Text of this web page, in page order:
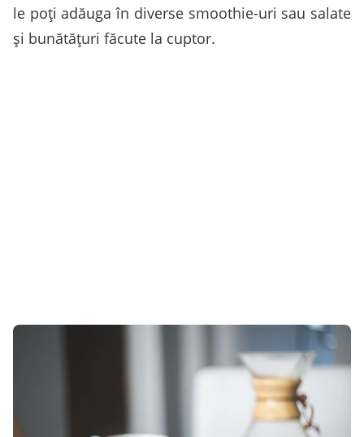
le poţi adăuga în diverse smoothie-uri sau salate
şi bunătăţuri făcute la cuptor.